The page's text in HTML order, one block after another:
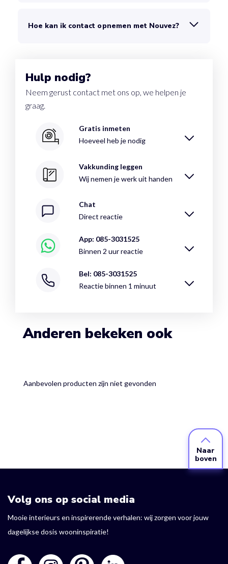
Hoe kan ik contact opnemen met Nouvez?
Hulp nodig?
Neem gerust contact met ons op, we helpen je
graag.
Gratis inmeten
Hoeveel heb je nodig
Vakkunding leggen
Wij nemen je werk uit handen
Chat
Direct reactie
App: 085-3031525
Binnen 2 uur reactie
Bel: 085-3031525
Reactie binnen 1 minuut
Anderen bekeken ook
Aanbevolen producten zijn niet gevonden
Naar
boven
Volg ons op social media
Mooie interieurs en inspirerende verhalen: wij zorgen voor jouw
dagelijkse dosis wooninspiratie!